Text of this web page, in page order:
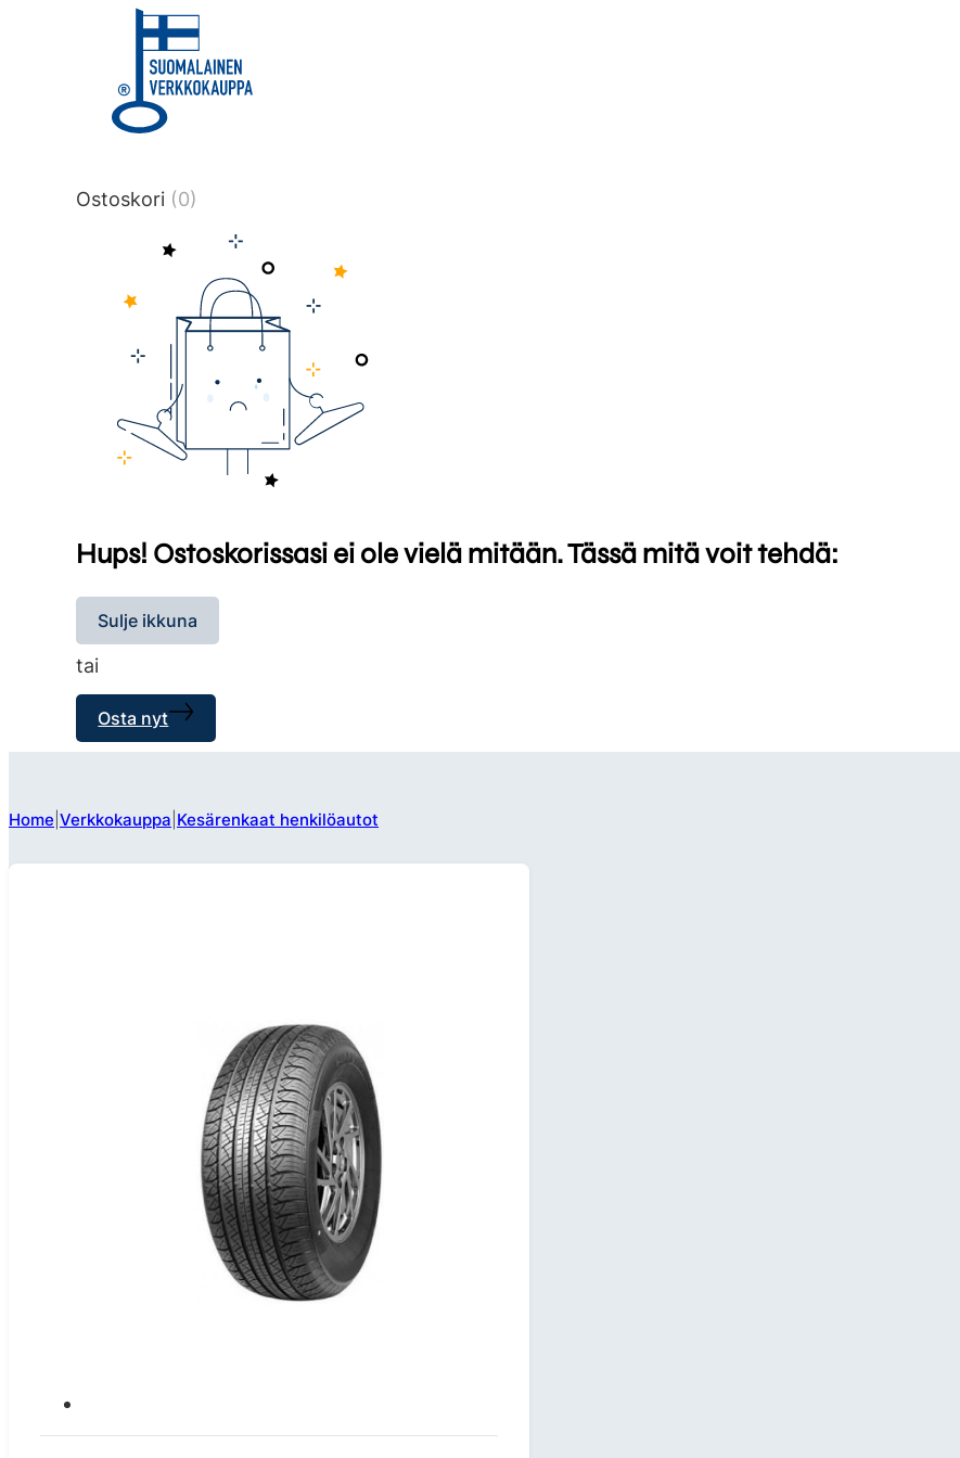
title or content.","post_type":
["product"],"ajax_loader_animation":"ripple","ajax_loader_selector":"#brxe-
tmlmvi","meta_query":
data-original-query-vars="[]" data-page="1" data-max-
Ostoskori (0)
Hups! Ostoskorissasi ei ole vielä mitään. Tässä mitä voit tehdä:
Sulje ikkuna
tai
Osta nyt
Home Verkkokauppa Kesärenkaat henkilöautot